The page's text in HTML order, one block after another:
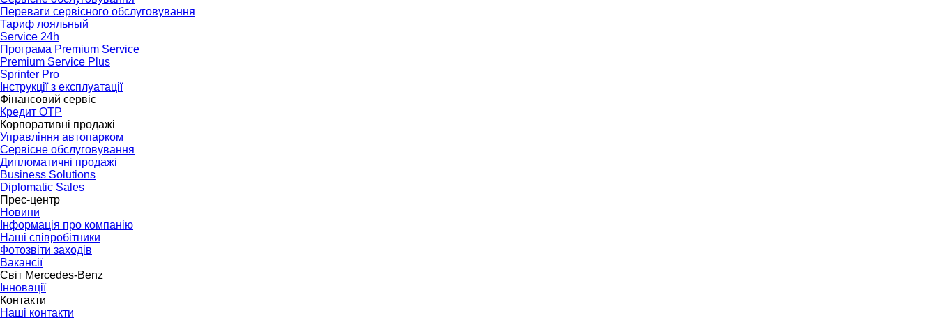
Переваги сервісного обслуговування
Тариф лояльный
Service 24h
Програма Premium Service
Premium Service Plus
Sprinter Pro
Інструкції з експлуатації
Фінансовий сервіс
Кредит OTP
Корпоративні продажі
Управління автопарком
Сервісне обслуговування
Дипломатичні продажі
Business Solutions
Diplomatic Sales
Прес-центр
Новини
Інформація про компанію
Наші співробітники
Фотозвіти заходів
Вакансії
Світ Mercedes-Benz
Інновації
Контакти
Наші контакти